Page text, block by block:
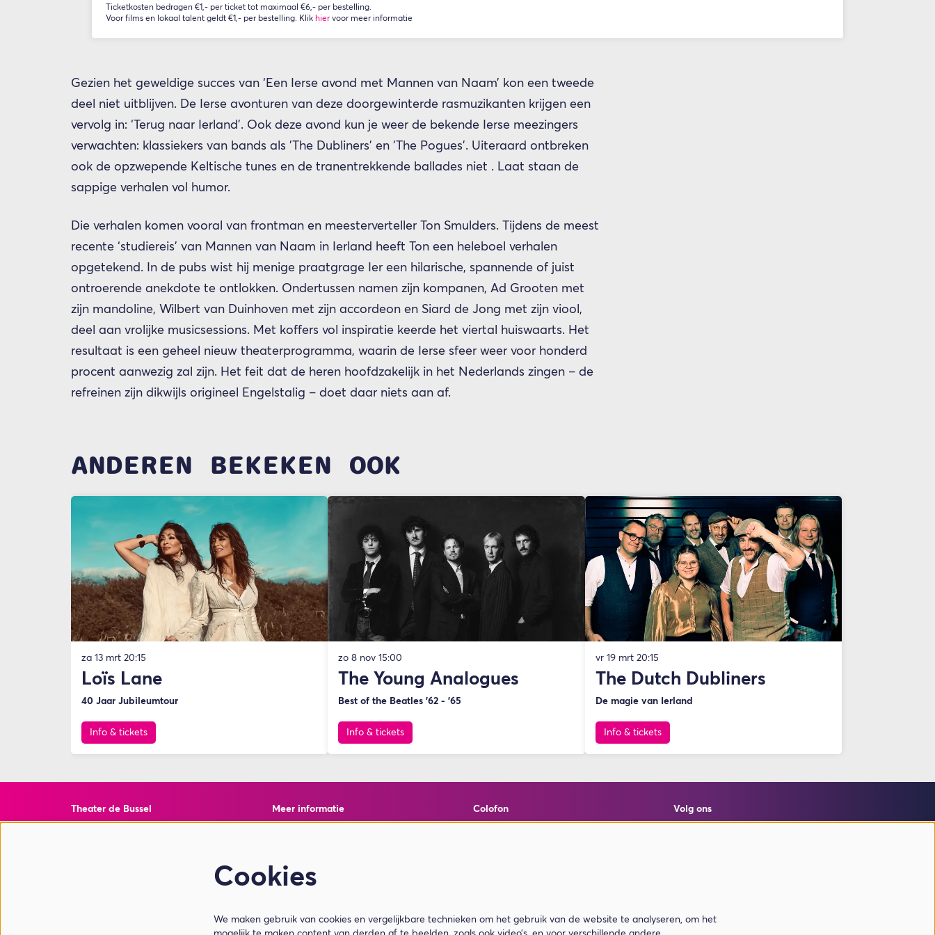
Ticketkosten bedragen €1,- per ticket tot maximaal €6,- per bestelling.
Voor films en lokaal talent geldt €1,- per bestelling. Klik hier voor meer informatie
Gezien het geweldige succes van ‘Een Ierse avond met Mannen van Naam’ kon een tweede
deel niet uitblijven. De Ierse avonturen van deze doorgewinterde rasmuzikanten krijgen een
vervolg in: ‘Terug naar Ierland’. Ook deze avond kun je weer de bekende Ierse meezingers
verwachten: klassiekers van bands als 'The Dubliners' en 'The Pogues'. Uiteraard ontbreken
ook de opzwepende Keltische tunes en de tranentrekkende ballades niet . Laat staan de
sappige verhalen vol humor.
Die verhalen komen vooral van frontman en meesterverteller Ton Smulders. Tijdens de meest
recente ‘studiereis’ van Mannen van Naam in Ierland heeft Ton een heleboel verhalen
opgetekend. In de pubs wist hij menige praatgrage Ier een hilarische, spannende of juist
ontroerende anekdote te ontlokken. Ondertussen namen zijn kompanen, Ad Grooten met
zijn mandoline, Wilbert van Duinhoven met zijn accordeon en Siard de Jong met zijn viool,
deel aan vrolijke musicsessions. Met koffers vol inspiratie keerde het viertal huiswaarts. Het
resultaat is een geheel nieuw theaterprogramma, waarin de Ierse sfeer weer voor honderd
procent aanwezig zal zijn. Het feit dat de heren hoofdzakelijk in het Nederlands zingen – de
refreinen zijn dikwijls origineel Engelstalig – doet daar niets aan af.
ANDEREN BEKEKEN OOK
Loïs Lane
40 Jaar Jubileumtour
za 13 mrt 20:15
Info & tickets
The Young Analogues
Best of the Beatles '62 - '65
zo 8 nov15:00
Info & tickets
The Dutch Dubliners
De magie van Ierland
vr 19 mrt 20:15
Info & tickets
Theater de Bussel Meer informatie
ANBI Informatie
Weet Waar Je Koopt
Colofon Volg ons
Cookies
We maken gebruik van cookies en vergelijkbare technieken om het gebruik van de website te analyseren, om het